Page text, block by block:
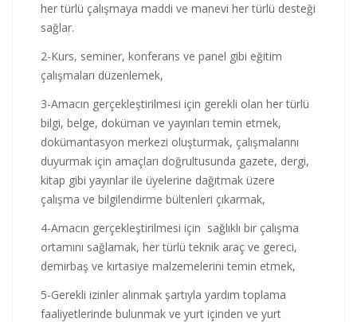
her türlü çalışmaya maddi ve manevi her türlü desteği
sağlar.
2-Kurs, seminer, konferans ve panel gibi eğitim
çalışmaları düzenlemek,
3-Amacın gerçekleştirilmesi için gerekli olan her türlü
bilgi, belge, doküman ve yayınları temin etmek,
dokümantasyon merkezi oluşturmak, çalışmalarını
duyurmak için amaçları doğrultusunda gazete, dergi,
kitap gibi yayınlar ile üyelerine dağıtmak üzere
çalışma ve bilgilendirme bültenleri çıkarmak,
4-Amacın gerçekleştirilmesi için sağlıklı bir çalışma
ortamını sağlamak, her türlü teknik araç ve gereci,
demirbaş ve kırtasiye malzemelerini temin etmek,
5-Gerekli izinler alınmak şartıyla yardım toplama
faaliyetlerinde bulunmak ve yurt içinden ve yurt